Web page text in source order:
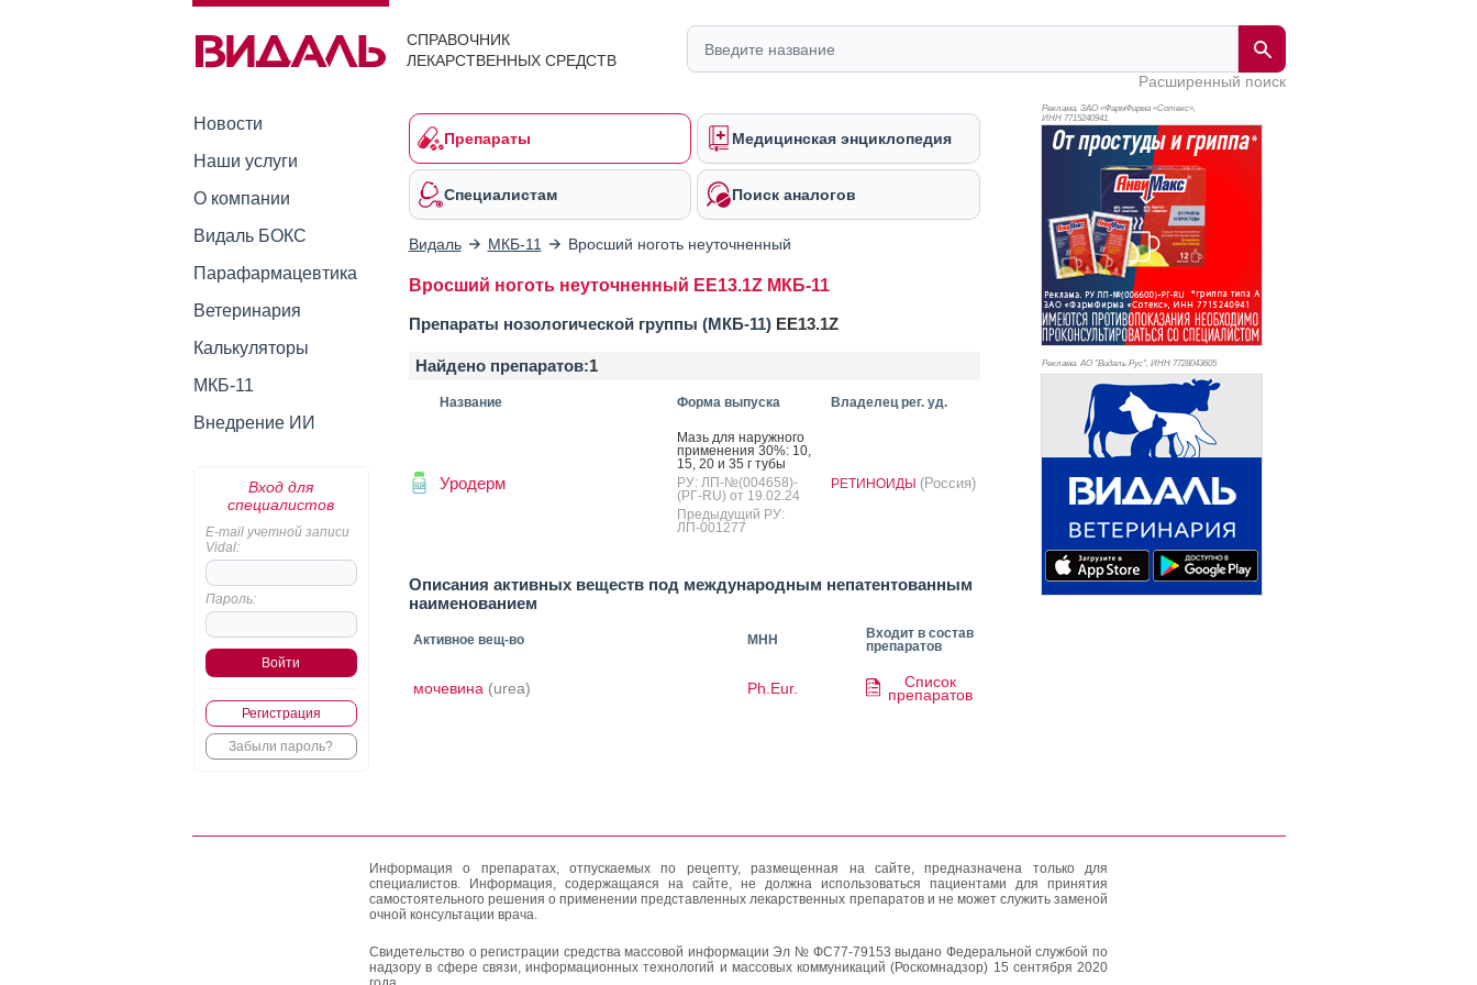
СПРАВОЧНИК
ЛЕКАРСТВЕННЫХ СРЕДСТВ
Расширенный поиск
Новости
Наши услуги
О компании
Видаль БОКС
Парафармацевтика
Ветеринария
Калькуляторы
МКБ-11
Внедрение ИИ
Вход для
специалистов
E-mail учетной записи
Vidal:
Пароль:
Регистрация
Забыли пароль?
Препараты Медицинская энциклопедия
Специалистам Поиск аналогов
Видаль МКБ-11 Вросший ноготь неуточненный
Вросший ноготь неуточненный EE13.1Z МКБ-11
Препараты нозологической группы (МКБ-11) EE13.1Z
Найдено препаратов:1
Название Форма выпуска Владелец рег. уд.
Уродерм
Мазь для на­руж­но­го
при­мене­ния 30%: 10,
15, 20 и 35 г ту­бы
РУ: ЛП-№(004658)-
(РГ-RU) от 19.02.24
Предыдущий РУ:
ЛП-001277
РЕТИНОИДЫ (Россия)
Описания активных веществ под международным непатентованным
наименованием
Активное вещ-во МНН
Входит в состав
препаратов
мочевина (urea) Ph.Eur. Список
препаратов
Реклама. ЗАО «ФармФирма «Сотекс»,
ИНН 7715240941
Реклама. АО "Видаль Рус", ИНН 7728043605
Информация о препаратах, отпускаемых по рецепту, размещенная на сайте, предназначена только для
специалистов. Информация, содержащаяся на сайте, не должна использоваться пациентами для принятия
самостоятельного решения о применении представленных лекарственных препаратов и не может служить заменой
очной консультации врача.
Свидетельство о регистрации средства массовой информации Эл № ФС77-79153 выдано Федеральной службой по
надзору в сфере связи, информационных технологий и массовых коммуникаций (Роскомнадзор) 15 сентября 2020